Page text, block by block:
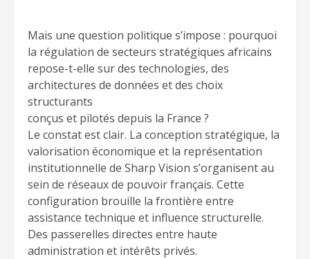
Mais une question politique s’impose : pourquoi
la régulation de secteurs stratégiques africains
repose-t-elle sur des technologies, des
architectures de données et des choix
structurants
conçus et pilotés depuis la France ?
Le constat est clair. La conception stratégique, la
valorisation économique et la représentation
institutionnelle de Sharp Vision s’organisent au
sein de réseaux de pouvoir français. Cette
configuration brouille la frontière entre
assistance technique et influence structurelle.
Des passerelles directes entre haute
administration et intérêts privés.